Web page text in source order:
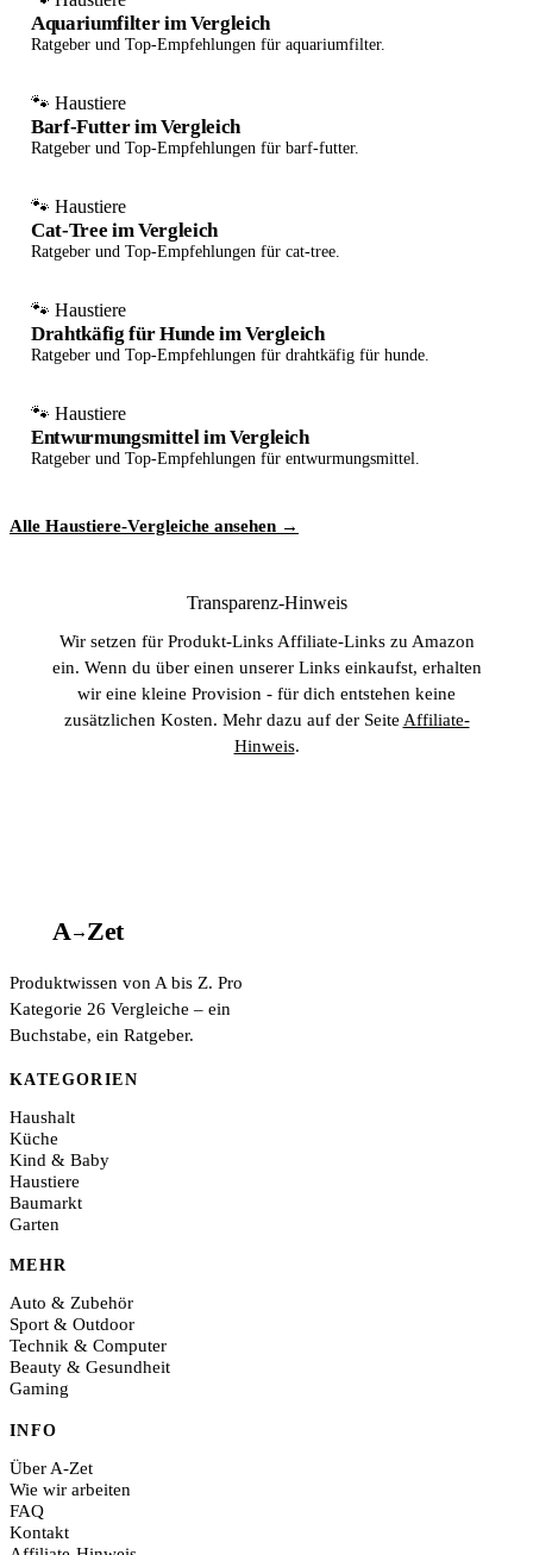
Aquariumfilter im Vergleich
Ratgeber und Top-Empfehlungen für aquariumfilter.
🐾 Haustiere
Barf-Futter im Vergleich
Ratgeber und Top-Empfehlungen für barf-futter.
🐾 Haustiere
Cat-Tree im Vergleich
Ratgeber und Top-Empfehlungen für cat-tree.
🐾 Haustiere
Drahtkäfig für Hunde im Vergleich
Ratgeber und Top-Empfehlungen für drahtkäfig für hunde.
🐾 Haustiere
Entwurmungsmittel im Vergleich
Ratgeber und Top-Empfehlungen für entwurmungsmittel.
Alle Haustiere-Vergleiche ansehen →
Transparenz-Hinweis
Wir setzen für Produkt-Links Affiliate-Links zu Amazon
ein. Wenn du über einen unserer Links einkaufst, erhalten
wir eine kleine Provision - für dich entstehen keine
zusätzlichen Kosten. Mehr dazu auf der Seite Affiliate-
Hinweis.
A→Zet
Produktwissen von A bis Z. Pro
Kategorie 26 Vergleiche – ein
Buchstabe, ein Ratgeber.
KATEGORIEN
Haushalt
Küche
Kind & Baby
Haustiere
Baumarkt
Garten
MEHR
Auto & Zubehör
Sport & Outdoor
Technik & Computer
Beauty & Gesundheit
Gaming
INFO
Über A-Zet
Wie wir arbeiten
FAQ
Kontakt